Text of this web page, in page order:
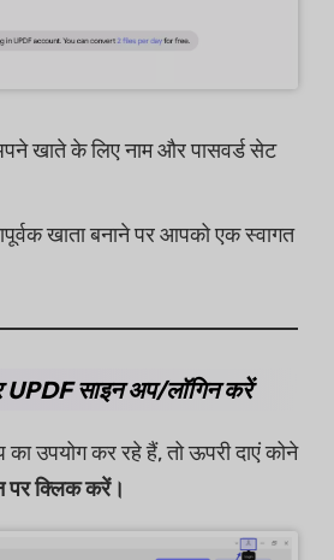
खाते के लिए नाम और पासवर्ड सेट
खाता बनाने पर आपको एक स्वागत
साइन अप/लॉगिन करें
उपयोग कर रहे हैं, तो ऊपरी दाएं कोने
पर क्लिक करें।